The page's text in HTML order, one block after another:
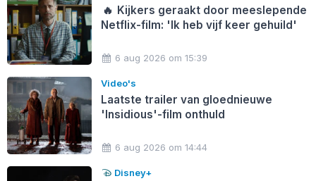
🔥 Kijkers geraakt door meeslepende
Netflix-film: 'Ik heb vijf keer gehuild'
6 aug 2026 om 15:39
Video's
Laatste trailer van gloednieuwe
'Insidious'-film onthuld
6 aug 2026 om 14:44
Disney+